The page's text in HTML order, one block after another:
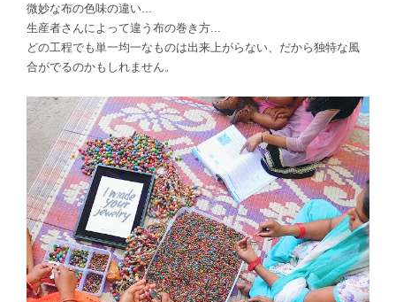
微妙な布の色味の違い...
生産者さんによって違う布の巻き方...
どの工程でも単一均一なものは出来上がらない、だから独特な風
合がでるのかもしれません。